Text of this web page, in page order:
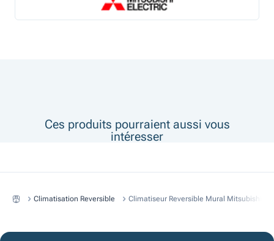
Ces produits pourraient aussi vous
intéresser
Climatisation Reversible Climatiseur Reversible Mural Mitsubishi